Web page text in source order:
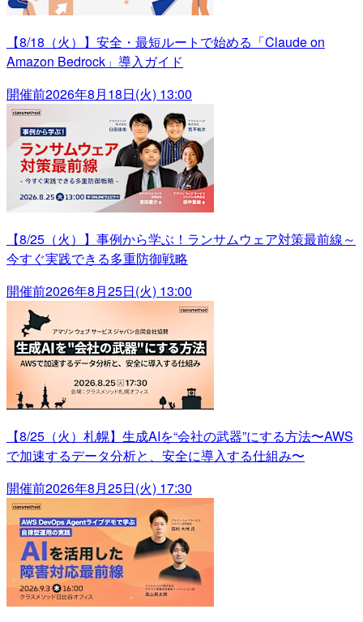
【8/18（火）】安全・最短ルートで始める「Claude on
Amazon Bedrock」導入ガイド
開催前2026年8月18日(火) 13:00
【8/25（火）】事例から学ぶ！ランサムウェア対策最前線～
今すぐ実践できる多重防御戦略
開催前2026年8月25日(火) 13:00
【8/25（火）札幌】生成AIを“会社の武器”にする方法〜AWS
で加速するデータ分析と、安全に導入する仕組み〜
開催前2026年8月25日(火) 17:30